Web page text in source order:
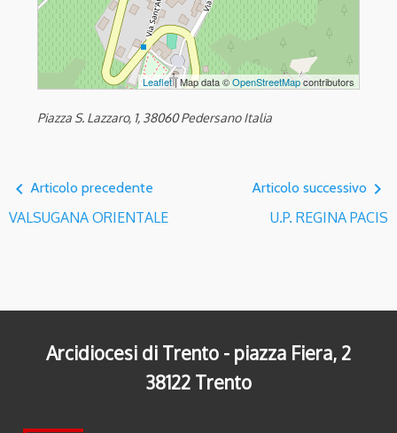
Leaflet| Map data ©OpenStreetMapcontributors
Piazza S. Lazzaro, 1, 38060 Pedersano Italia
navigate_before Articolo precedente
VALSUGANA ORIENTALE
Articolo successivo navigate_next
U.P. REGINA PACIS
Arcidiocesi di Trento - piazza Fiera, 2
38122 Trento